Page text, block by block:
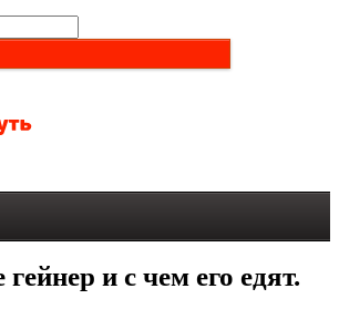
и с чем его едят.